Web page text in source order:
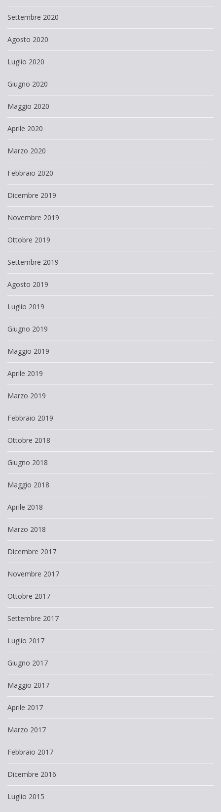
Settembre 2020
Agosto 2020
Luglio 2020
Giugno 2020
Maggio 2020
Aprile 2020
Marzo 2020
Febbraio 2020
Dicembre 2019
Novembre 2019
Ottobre 2019
Settembre 2019
Agosto 2019
Luglio 2019
Giugno 2019
Maggio 2019
Aprile 2019
Marzo 2019
Febbraio 2019
Ottobre 2018
Giugno 2018
Maggio 2018
Aprile 2018
Marzo 2018
Dicembre 2017
Novembre 2017
Ottobre 2017
Settembre 2017
Luglio 2017
Giugno 2017
Maggio 2017
Aprile 2017
Marzo 2017
Febbraio 2017
Dicembre 2016
Luglio 2015